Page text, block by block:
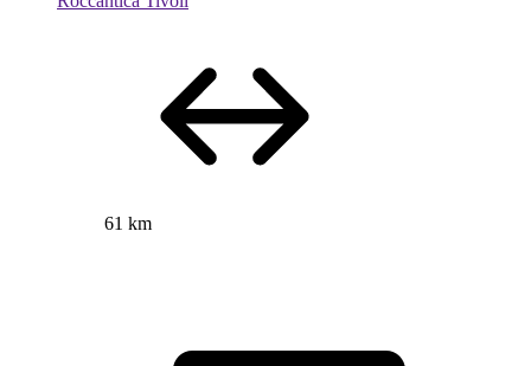
61 km